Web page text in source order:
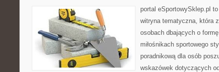
portal eSportowySklep.pl
witryna tematyczna, która
osobach dbających o
miłośnikach sportowego
poradnikową dla osób
wskazówek dotyczących